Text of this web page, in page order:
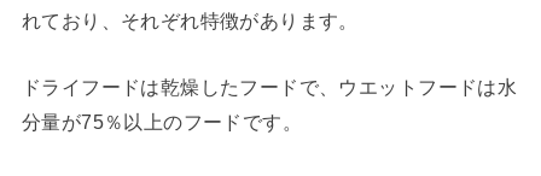
れており、それぞれ特徴があります。
ドライフードは乾燥したフードで、ウエットフードは水
分量が75％以上のフードです。